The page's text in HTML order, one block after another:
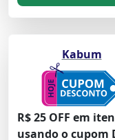
Kabum
R$ 25 OFF em
usando o cupom